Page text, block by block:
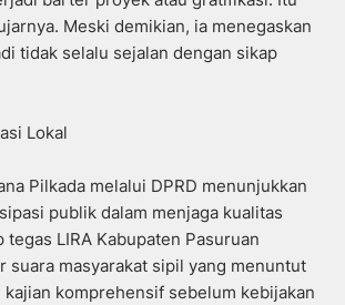
Meski demikian, ia menegaskan
tidak selalu sejalan dengan sikap
Lokal
Pilkada melalui DPRD menunjukkan
publik dalam menjaga kualitas
tegas LIRA Kabupaten Pasuruan
suara masyarakat sipil yang menuntut
komprehensif sebelum kebijakan